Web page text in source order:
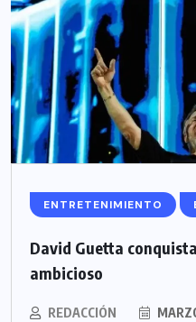
ENTRETENIMIENTO
David Guetta
ambicioso
REDACCIÓN